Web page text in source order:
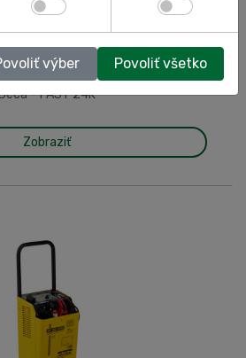
– FAST 24K
Zobraziť
výber Povoliť všetko